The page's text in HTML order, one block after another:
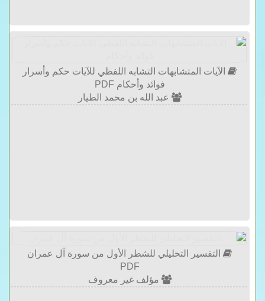
الآيات المتشابهات التشابه اللفظي للآيات حكم وأسرار
فوائد وأحكام PDF
عبد الله بن محمد الطيار
التفسير التحليلي للشطر الأول من سورة آل عمران
PDF
مؤلف غير معروف